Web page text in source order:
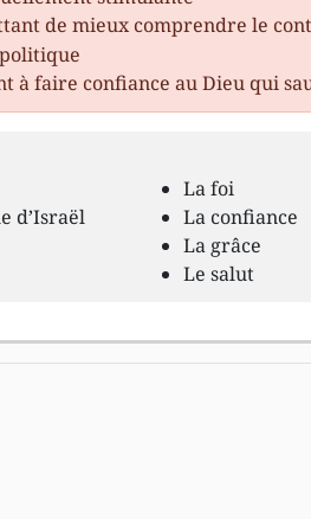
de mieux comprendre le
à faire confiance au Dieu qui
d’Israël
La foi
La confiance
La grâce
Le salut